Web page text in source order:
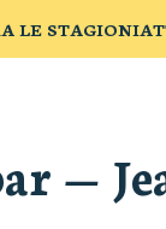
LE STAGIONI
—